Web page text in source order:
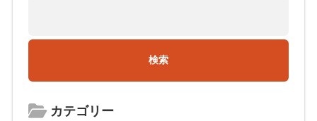
カテゴリー